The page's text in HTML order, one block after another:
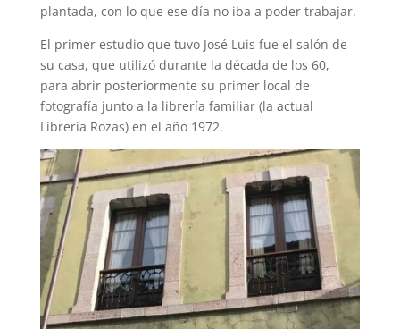
plantada, con lo que ese día no iba a poder trabajar.
El primer estudio que tuvo José Luis fue el salón de
su casa, que utilizó durante la década de los 60,
para abrir posteriormente su primer local de
fotografía junto a la librería familiar (la actual
Librería Rozas) en el año 1972.